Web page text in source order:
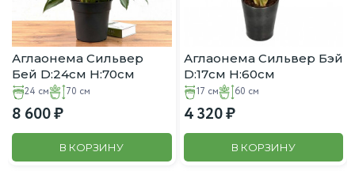
Аглаонема Сильвер
Бей D:24см H:70см
24 см 70 см
8 600
В КОРЗИНУ
Аглаонема Сильвер Бэй
D:17см H:60см
17 см 60 см
4 320
В КОРЗИНУ